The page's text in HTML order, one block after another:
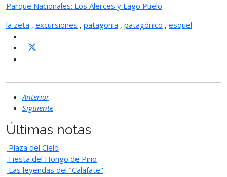
Parque Nacionales: Los Alerces y Lago Puelo
la zeta , excursiones , patagonia , patagónico , esquel
Anterior
Siguiente
Últimas notas
Plaza del Cielo
Fiesta del Hongo de Pino
Las leyendas del "Calafate"